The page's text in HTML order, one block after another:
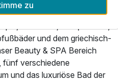
Wellnesslandschaft mit
und dem griechisch-
Beauty & SPA Bereich
fünf verschiedene
und das luxuriöse Bad der
zu